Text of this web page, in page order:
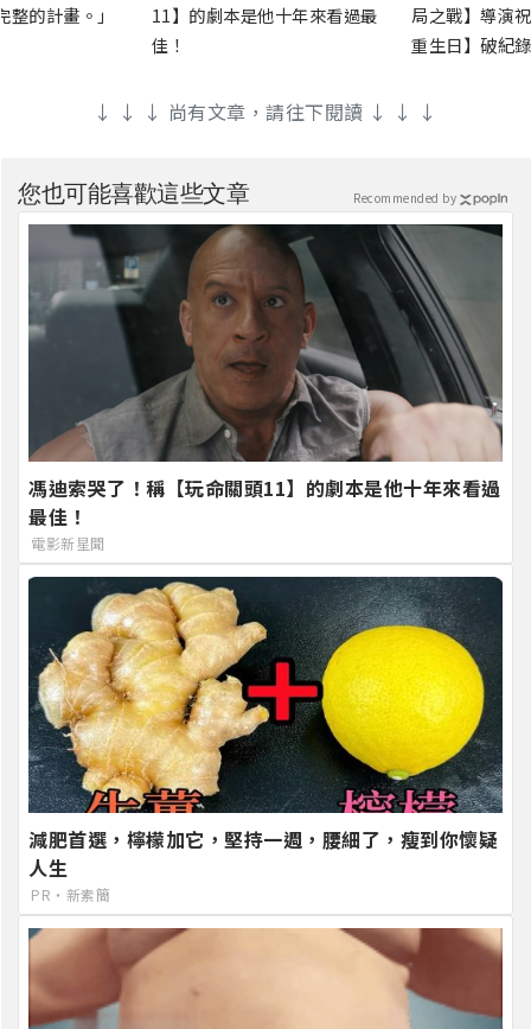
的計畫。」
11】的劇本是他十年來看過最
佳！
局之戰】導演
重生日】破紀
↓ ↓ ↓ 尚有文章，請往下閱讀 ↓ ↓ ↓
您也可能喜歡這些文章
馮迪索哭了！稱【玩命關頭11】的劇本是他十年來看過
最佳！
電影新星聞
減肥首選，檸檬加它，堅持一週，腰細了，瘦到你懷疑
人生
PR・新素簡
Recommended by